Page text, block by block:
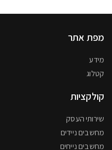
מפת אתר
מידע
קטלוג
קולקציות
שירותי העסק
מחשבים ניידים
מחשבים נייחים